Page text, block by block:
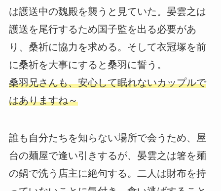
は護送中の魏殿を襲うと見ていた。晏雲之は
護送を尾行するため国子監を出る必要があ
り、桑祈に協力を求める。そして衣冠塚を前
に桑祈を大事にすると桑羽に誓う。
桑羽兄さんも、安心して眠れないカップルで
はありますね～
誰も自分たちを知らない場所で会うため、屋
台の麺屋で逢い引きするが、晏雲之は箸を麺
の鍋で洗う店主に絶句する。二人は財布を持